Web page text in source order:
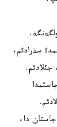
سذرادئم،
دا،